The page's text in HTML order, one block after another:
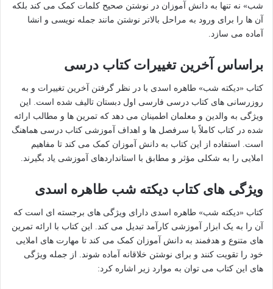
شب» نه تنها به دانش آموزان در نوشتن صحیح کلمات کمک می کند بلکه
آن ها را برای ورود به مراحل بالاتر نوشتن مانند جمله نویسی و انشا
آماده می سازد.
براساس آخرین تغییرات کتاب درسی
کتاب «دیکته شب» طاهره اسدی با در نظر گرفتن آخرین تغییرات و به
روزرسانی های کتاب درسی فارسی اول دبستان تالیف شده است. این
ویژگی به والدین و معلمان اطمینان می دهد که تمرین ها و مطالب ارائه
شده در کتاب کاملاً با سرفصل ها و اهداف آموزشی کتاب درسی هماهنگ
است. استفاده از این کتاب به دانش آموزان کمک می کند تا مفاهیم
املایی را به شکلی مؤثر و مطابق با استانداردهای آموزشی یاد بگیرند.
ویژگی های کتاب دیکته شب طاهره اسدی
کتاب «دیکته شب» طاهره اسدی دارای ویژگی های برجسته ای است که
آن را به یک ابزار آموزشی کارآمد تبدیل می کند. این کتاب با ارائه تمرین
های متنوع و هدفمند به دانش آموزان کمک می کند تا مهارت های املایی
خود را تقویت کنند و برای نوشتن خلاقانه آماده شوند. از جمله ویژگی
های این کتاب می توان به موارد زیر اشاره کرد: